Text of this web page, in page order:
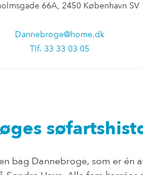
66A, 2450 København SV
Dannebroge@home.dk
Tlf. 33 33 03 05
bag Dannebroge, som er én